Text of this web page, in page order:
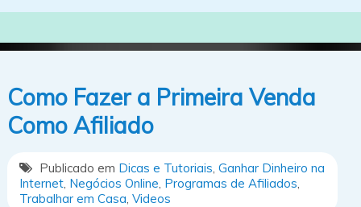
Como Fazer a Primeira Venda
Como Afiliado
Publicado em Dicas e Tutoriais Ganhar Dinheiro na
Internet, Negócios Online Programas de Afiliados
Trabalhar em Casa Videos